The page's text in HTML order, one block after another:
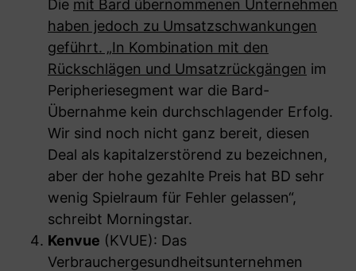
Die mit Bard übernommenen Unternehmen
haben jedoch zu Umsatzschwankungen
geführt. „In Kombination mit den
Rückschlägen und Umsatzrückgängen im
Peripheriesegment war die Bard-
Übernahme kein durchschlagender Erfolg.
Wir sind noch nicht ganz bereit, diesen
Deal als kapitalzerstörend zu bezeichnen,
aber der hohe gezahlte Preis hat BD sehr
wenig Spielraum für Fehler gelassen“,
schreibt Morningstar.
Kenvue (KVUE): Das
Verbrauchergesundheitsunternehmen